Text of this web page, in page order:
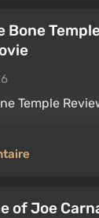
Bone
of Joe